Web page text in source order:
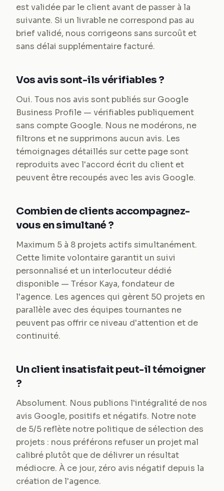
est validée par le client avant de passer à la
suivante. Si un livrable ne correspond pas au
brief validé, nous corrigeons sans surcoût et
sans délai supplémentaire facturé.
Vos avis sont-ils vérifiables ?
Oui. Tous nos avis sont publiés sur Google
Business Profile — vérifiables publiquement
sans compte Google. Nous ne modérons, ne
filtrons et ne supprimons aucun avis. Les
témoignages détaillés sur cette page sont
reproduits avec l'accord écrit du client et
peuvent être recoupés avec les avis Google.
Combien de clients accompagnez-
vous en simultané ?
Maximum 5 à 8 projets actifs simultanément.
Cette limite volontaire garantit un suivi
personnalisé et un interlocuteur dédié
disponible — Trésor Kaya, fondateur de
l'agence. Les agences qui gèrent 50 projets en
parallèle avec des équipes tournantes ne
peuvent pas offrir ce niveau d'attention et de
continuité.
Un client insatisfait peut-il témoigner
?
Absolument. Nous publions l'intégralité de nos
avis Google, positifs et négatifs. Notre note
de 5/5 reflète notre politique de sélection des
projets : nous préférons refuser un projet mal
calibré plutôt que de délivrer un résultat
médiocre. À ce jour, zéro avis négatif depuis la
création de l'agence.